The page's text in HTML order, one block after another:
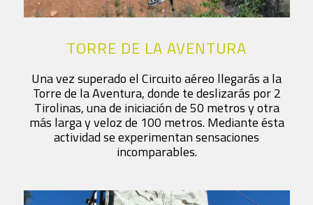
TORRE DE LA AVENTURA
Una vez superado el Circuito aéreo llegarás a la
Torre de la Aventura, donde te deslizarás por 2
Tirolinas, una de iniciación de 50 metros y otra
más larga y veloz de 100 metros. Mediante ésta
actividad se experimentan sensaciones
incomparables.